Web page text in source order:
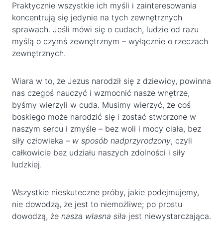
Praktycznie wszystkie ich myśli i zainteresowania
koncentrują się jedynie na tych zewnętrznych
sprawach. Jeśli mówi się o cudach, ludzie od razu
myślą o czymś zewnętrznym – wyłącznie o rzeczach
zewnętrznych.
Wiara w to, że Jezus narodził się z dziewicy, powinna
nas czegoś nauczyć i wzmocnić nasze wnętrze,
byśmy wierzyli w cuda. Musimy wierzyć, że coś
boskiego może narodzić się i zostać stworzone w
naszym sercu i zmyśle – bez woli i mocy ciała, bez
siły człowieka – w sposób nadprzyrodzony, czyli
całkowicie bez udziału naszych zdolności i siły
ludzkiej.
Wszystkie nieskuteczne próby, jakie podejmujemy,
nie dowodzą, że jest to niemożliwe; po prostu
dowodzą, że nasza własna siła jest niewystarczająca.